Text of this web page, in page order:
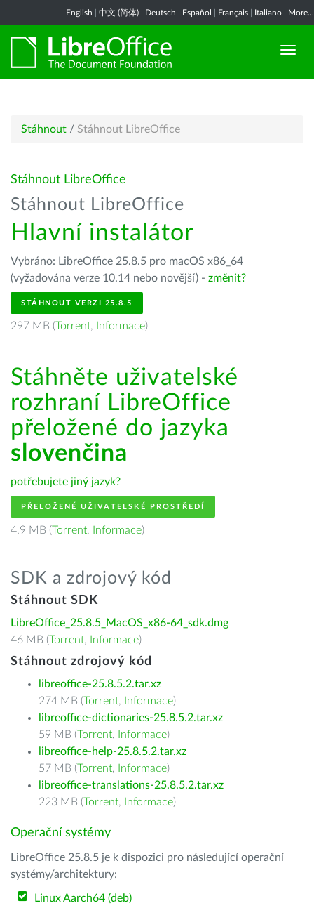
English 中文 (简体) Deutsch Español Français Italiano More...
Stáhnout / Stáhnout LibreOffice
Stáhnout LibreOffice
Stáhnout LibreOffice
Hlavní instalátor
Vybráno: LibreOffice 25.8.5 pro macOS x86_64
(vyžadována verze 10.14 nebo novější) - změnit?
STÁHNOUT VERZI 25.8.5
297 MB (Torrent, Informace)
Stáhněte uživatelské
rozhraní LibreOffice
přeložené do jazyka
slovenčina
potřebujete jiný jazyk?
PŘELOŽENÉ UŽIVATELSKÉ PROSTŘEDÍ
4.9 MB (Torrent, Informace)
SDK a zdrojový kód
Stáhnout SDK
LibreOffice_25.8.5_MacOS_x86-64_sdk.dmg
46 MB (Torrent, Informace)
Stáhnout zdrojový kód
libreoffice-25.8.5.2.tar.xz
274 MB (Torrent, Informace)
libreoffice-dictionaries-25.8.5.2.tar.xz
59 MB (Torrent, Informace)
libreoffice-help-25.8.5.2.tar.xz
57 MB (Torrent, Informace)
libreoffice-translations-25.8.5.2.tar.xz
223 MB (Torrent, Informace)
Operační systémy
LibreOffice 25.8.5 je k dispozici pro následující operační
systémy/architektury:
Linux Aarch64 (deb)